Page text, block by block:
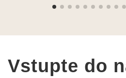
výběru, jak už bylo napsáno
Vstupte do